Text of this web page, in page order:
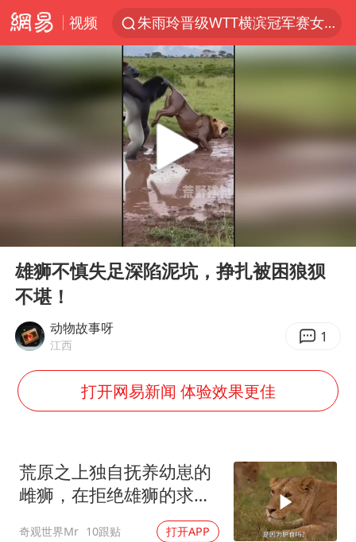
视频
女子开一天一夜空调后二氧化碳中毒
美国将对多晶硅衍生品加征15%关税
泰国校园枪击案死亡人数升至7人
陕西省委书记赶赴柞水县杏坪镇
女孩摆摊卖菌子时收到北大通知书
年内第一高价股今日打新
改名后的“青海拉面”店
粉笔教育发布“自曝式”公开信
中国女篮热身赛7日将战尼日利亚
公司“上四休三”但要降薪1000元
如何把百年大党建设得更加坚强有力？
Play
雄狮不慎失足深陷泥坑，挣扎被困狼狈
不堪！
动物故事呀
江西 1
打开网易新闻 体验效果更佳
荒原之上独自抚养幼崽的
雌狮，在拒绝雄狮的求偶
时，竟然被用饥饿来报复
奇观世界Mr 10跟贴 打开APP